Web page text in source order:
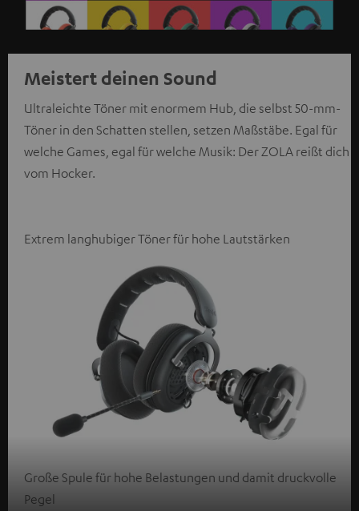
Meistert deinen Sound
Ultraleichte Töner mit enormem Hub, die selbst 50-mm-
Töner in den Schatten stellen, setzen Maßstäbe. Egal für
welche Games, egal für welche Musik: Der ZOLA reißt dich
vom Hocker.
Extrem langhubiger Töner für hohe Lautstärken
Große Spule für hohe Belastungen und damit druckvolle
Pegel